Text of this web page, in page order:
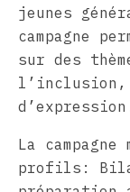
jeunes
campagne
sur des
La
profils: